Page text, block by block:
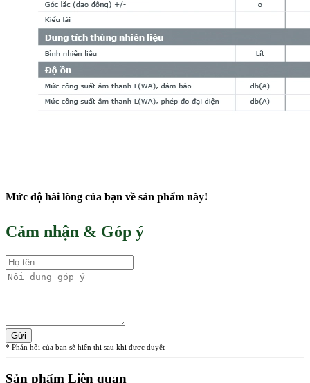
Mức độ hài lòng của bạn về sản phẩm này!
Cảm nhận & Góp ý
Gửi
* Phản hồi của bạn sẽ hiển thị sau khi được duyệt
Sản phẩm Liên quan